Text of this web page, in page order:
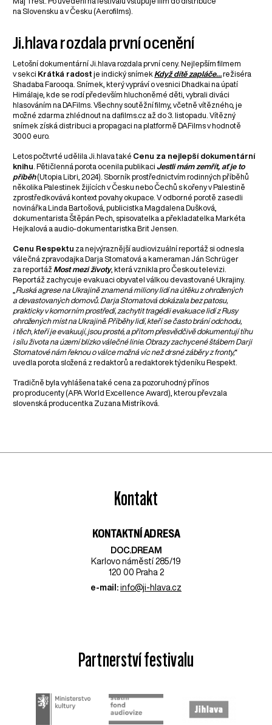
na Slovensku a v Česku (Aerofilms).
Ji.hlava rozdala první ocenění
Letošní dokumentární Ji.hlava rozdala první ceny. Nejlepším filmem
v sekci Krátká radost je indický snímek Když dítě zapláče…režiséra
Shadaba Farooqa. Snímek, který vypráví o vesnici Dhadkai na úpatí
Himálaje, kde se rodí především hluchoněmé děti, vybrali diváci
hlasováním na DAFilms. Všechny soutěžní filmy, včetně vítězného, je
možné zdarma zhlédnout na dafilms.cz až do 3. listopadu. Vítězný
snímek získá distribuci a propagaci na platformě DAFilms v hodnotě
3000 euro.
Letos počtvrté udělila Ji.hlava také Cenu za nejlepší dokumentární
knihu . Pětičlenná porota ocenila publikaci Jestli mám zemřít, ať je to
příběh(Utopia Libri, 2024). Sborník prostřednictvím rodinných příběhů
několika Palestinek žijících v Česku nebo Čechů s kořeny v Palestině
zprostředkovává kontext povahy okupace. V odborné porotě zasedli
novinářka Linda Bartošová, publicistka Magdalena Dušková,
dokumentarista Štěpán Pech, spisovatelka a překladatelka Markéta
Hejkalová a audio-dokumentaristka Brit Jensen.
Cenu Respektu za nejvýraznější audiovizuální reportáž si odnesla
válečná zpravodajka Darja Stomatová a kameraman Ján Schrüger
za reportáž Most mezi životy, která vznikla pro Českou televizi.
Reportáž zachycuje evakuaci obyvatel válkou devastované Ukrajiny.
Ruská agrese na Ukrajině znamená miliony lidí na útěku z ohrožených
a devastovaných domovů. Darja Stomatová dokázala bez patosu,
prakticky v komorním prostředí, zachytit tragédii evakuace lidí z Rusy
ohrožených míst na Ukrajině. Příběhy lidí, kteří se často brání odchodu,
i těch, kteří je evakuují, jsou prosté, a přitom přesvědčivě dokumentují tíhu
i sílu života na území blízko válečné linie. Obrazy zachycené štábem Darji
Stomatové nám řeknou o válce možná víc než drsné záběry z fronty,“
uvedla porota složená z redaktorů a redaktorek týdeníku Respekt.
Tradičně byla vyhlášena také cena za pozoruhodný přínos
pro producenty (APA World Excellence Award), kterou převzala
slovenská producentka Zuzana Mistríková.
Kontakt
KONTAKTNÍ ADRESA
DOC.DREAM​
Karlovo náměstí 285/19
120 00 Praha 2
e-mail: info@ji-hlava.cz
Partnerství festivalu